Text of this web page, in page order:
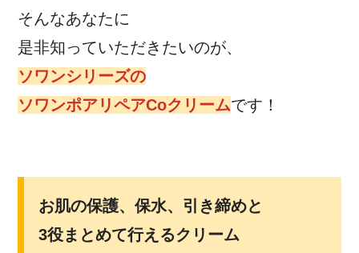
そんなあなたに
是非知っていただきたいのが、
ソワンシリーズの
ソワンポアリペアCoクリームです！
お肌の保護、保水、引き締めと
3役まとめて行えるクリーム